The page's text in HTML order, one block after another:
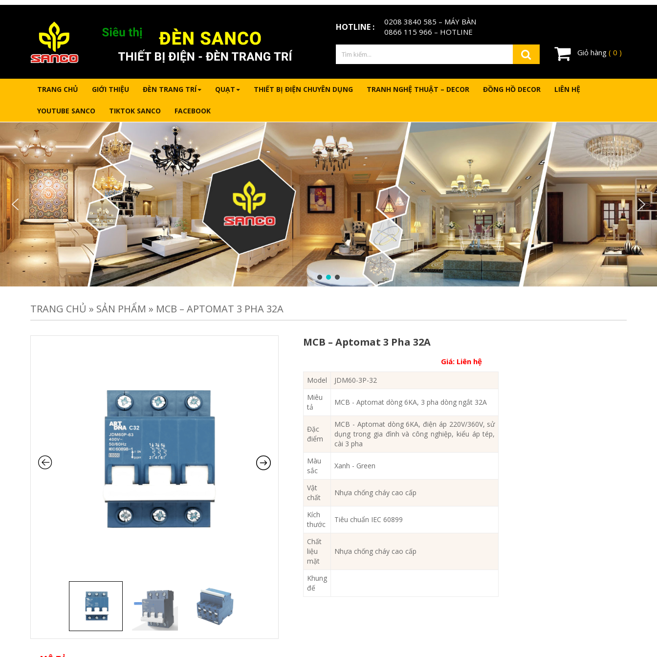
HOTLINE : 0208 3840 585 – MÁY BÀN
0866 115 966 – HOTLINE
Giỏ hàng ( 0 )
TRANG CHỦ GIỚI THIỆU ĐÈN TRANG TRÍ QUẠT THIẾT BỊ ĐIỆN CHUYÊN DỤNG TRANH NGHỆ THUẬT – DECOR ĐỒNG HỒ DECOR LIÊN HỆ
YOUTUBE SANCO TIKTOK SANCO FACEBOOK
TRANG CHỦ » SẢN PHẨM » MCB – APTOMAT 3 PHA 32A
MCB – Aptomat 3 Pha 32A
Giá: Liên hệ
Model
JDM60-3P-32
Miêu
tả
MCB - Aptomat dòng 6KA, 3 pha dòng ngắt 32A
Đặc
điểm
MCB - Aptomat dòng 6KA, điện áp 220V/360V, sử
dụng trong gia đình và công nghiệp, kiểu áp tép,
cài 3 pha
Màu
sắc
Xanh - Green
Vật
chất
Nhựa chống cháy cao cấp
Kích
thước
Tiêu chuẩn IEC 60899
Chất
liệu
mặt
Nhựa chống cháy cao cấp
Khung
đế